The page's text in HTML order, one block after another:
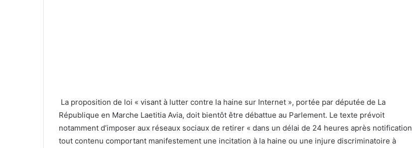
La proposition de loi « visant à lutter contre la haine sur Internet », portée par députée de La
République en Marche Laetitia Avia, doit bientôt être débattue au Parlement. Le texte prévoit
notamment d’imposer aux réseaux sociaux de retirer « dans un délai de 24 heures après notification
tout contenu comportant manifestement une incitation à la haine ou une injure discriminatoire à